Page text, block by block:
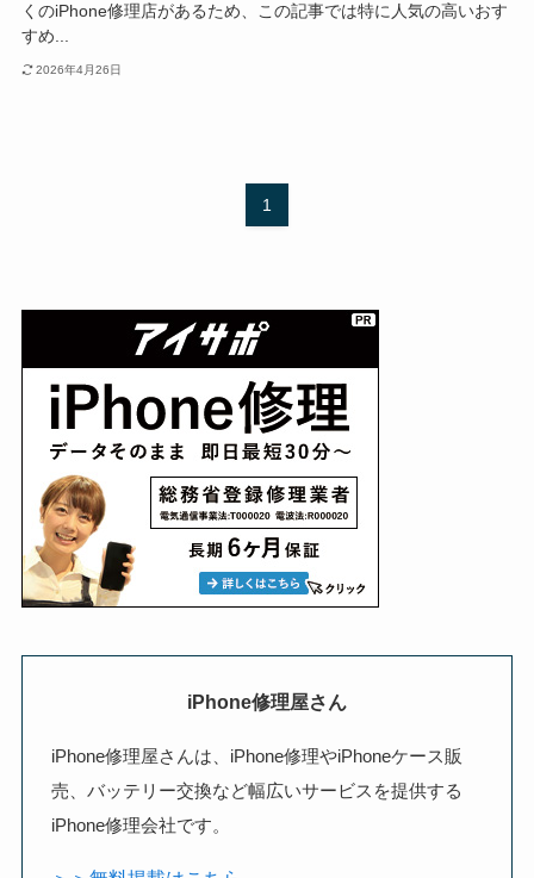
くのiPhone修理店があるため、この記事では特に人気の高いおす
すめ...
2026年4月26日
1
iPhone修理屋さん
iPhone修理屋さんは、iPhone修理やiPhoneケース販
売、バッテリー交換など幅広いサービスを提供する
iPhone修理会社です。